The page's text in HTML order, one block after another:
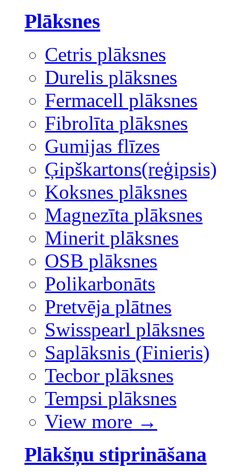
Plāksnes
Cetris plāksnes
Durelis plāksnes
Fermacell plāksnes
Fibrolīta plāksnes
Gumijas flīzes
Ģipškartons(reģipsis)
Koksnes plāksnes
Magnezīta plāksnes
Minerit plāksnes
OSB plāksnes
Polikarbonāts
Pretvēja plātnes
Swisspearl plāksnes
Saplāksnis (Finieris)
Tecbor plāksnes
Tempsi plāksnes
View more →
Plākšņu stiprināšana